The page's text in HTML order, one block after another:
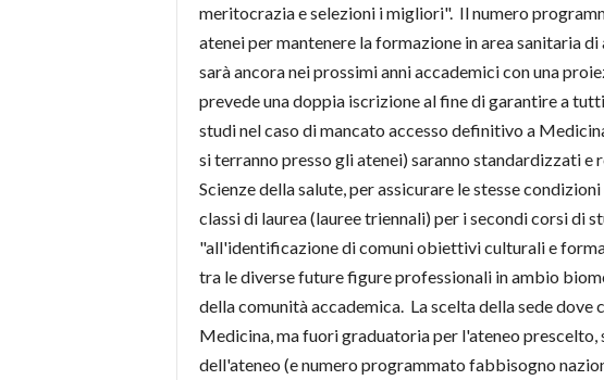
meritocrazia e selezioni i migliori". Il numero
atenei per mantenere la formazione in area sanitaria
sarà ancora nei prossimi anni accademici con una
prevede una doppia iscrizione al fine di garantire a
studi nel caso di mancato accesso definitivo a
si terranno presso gli atenei) saranno standardizzati
Scienze della salute, per assicurare le stesse
classi di laurea (lauree triennali) per i secondi corsi di
"all'identificazione di comuni obiettivi culturali e
tra le diverse future figure professionali in ambio
della comunità accademica. La scelta della sede
Medicina, ma fuori graduatoria per l'ateneo
dell'ateneo (e numero programmato fabbisogno